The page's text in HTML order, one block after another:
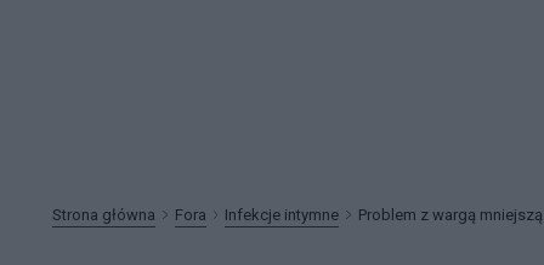
Strona główna Fora Infekcje intymne Problem z wargą mniejszą